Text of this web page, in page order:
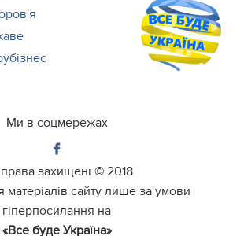
Ми в соцмережах
права захищені © 2018
матеріалів сайту лише за умови
гіперпосилання на
«Все буде Україна»